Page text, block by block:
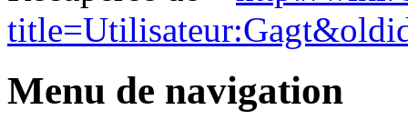
Menu de navigation